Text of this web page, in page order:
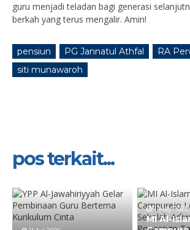
guru menjadi teladan bagi generasi
berkah yang terus mengalir. Amin!
pensiun PG Jannatul Athfal
RA
siti munawaroh
pos terkait...
1 May 2025
MI Al-